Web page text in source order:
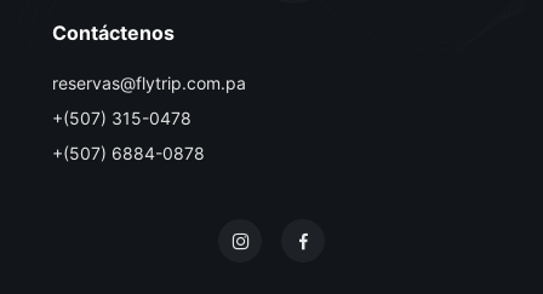
Contáctenos
reservas@flytrip.com.pa
+(507) 315-0478
+(507) 6884-0878